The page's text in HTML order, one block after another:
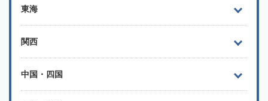
東海
関西
中国・四国